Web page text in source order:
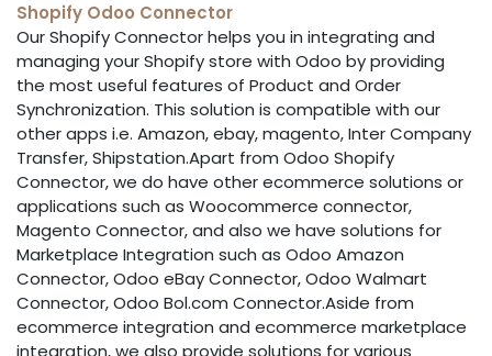
Shopify Odoo Connector
Our Shopify Connector helps you in integrating and
managing your Shopify store with Odoo by providing
the most useful features of Product and Order
Synchronization. This solution is compatible with our
other apps i.e. Amazon, ebay, magento, Inter Company
Transfer, Shipstation.Apart from Odoo Shopify
Connector, we do have other ecommerce solutions or
applications such as Woocommerce connector,
Magento Connector, and also we have solutions for
Marketplace Integration such as Odoo Amazon
Connector, Odoo eBay Connector, Odoo Walmart
Connector, Odoo Bol.com Connector.Aside from
ecommerce integration and ecommerce marketplace
integration, we also provide solutions for various